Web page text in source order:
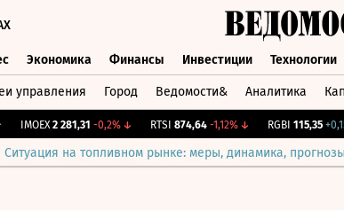
Экономика Финансы Инвестиции Технологии
управления Город Ведомости& Аналитика
IMOEX 2 281,31 -0,2%↓ RTSI 874,64 -1,12%↓ RGBI 115,35
Ситуация на топливном рынке: меры, динамика, прогнозы